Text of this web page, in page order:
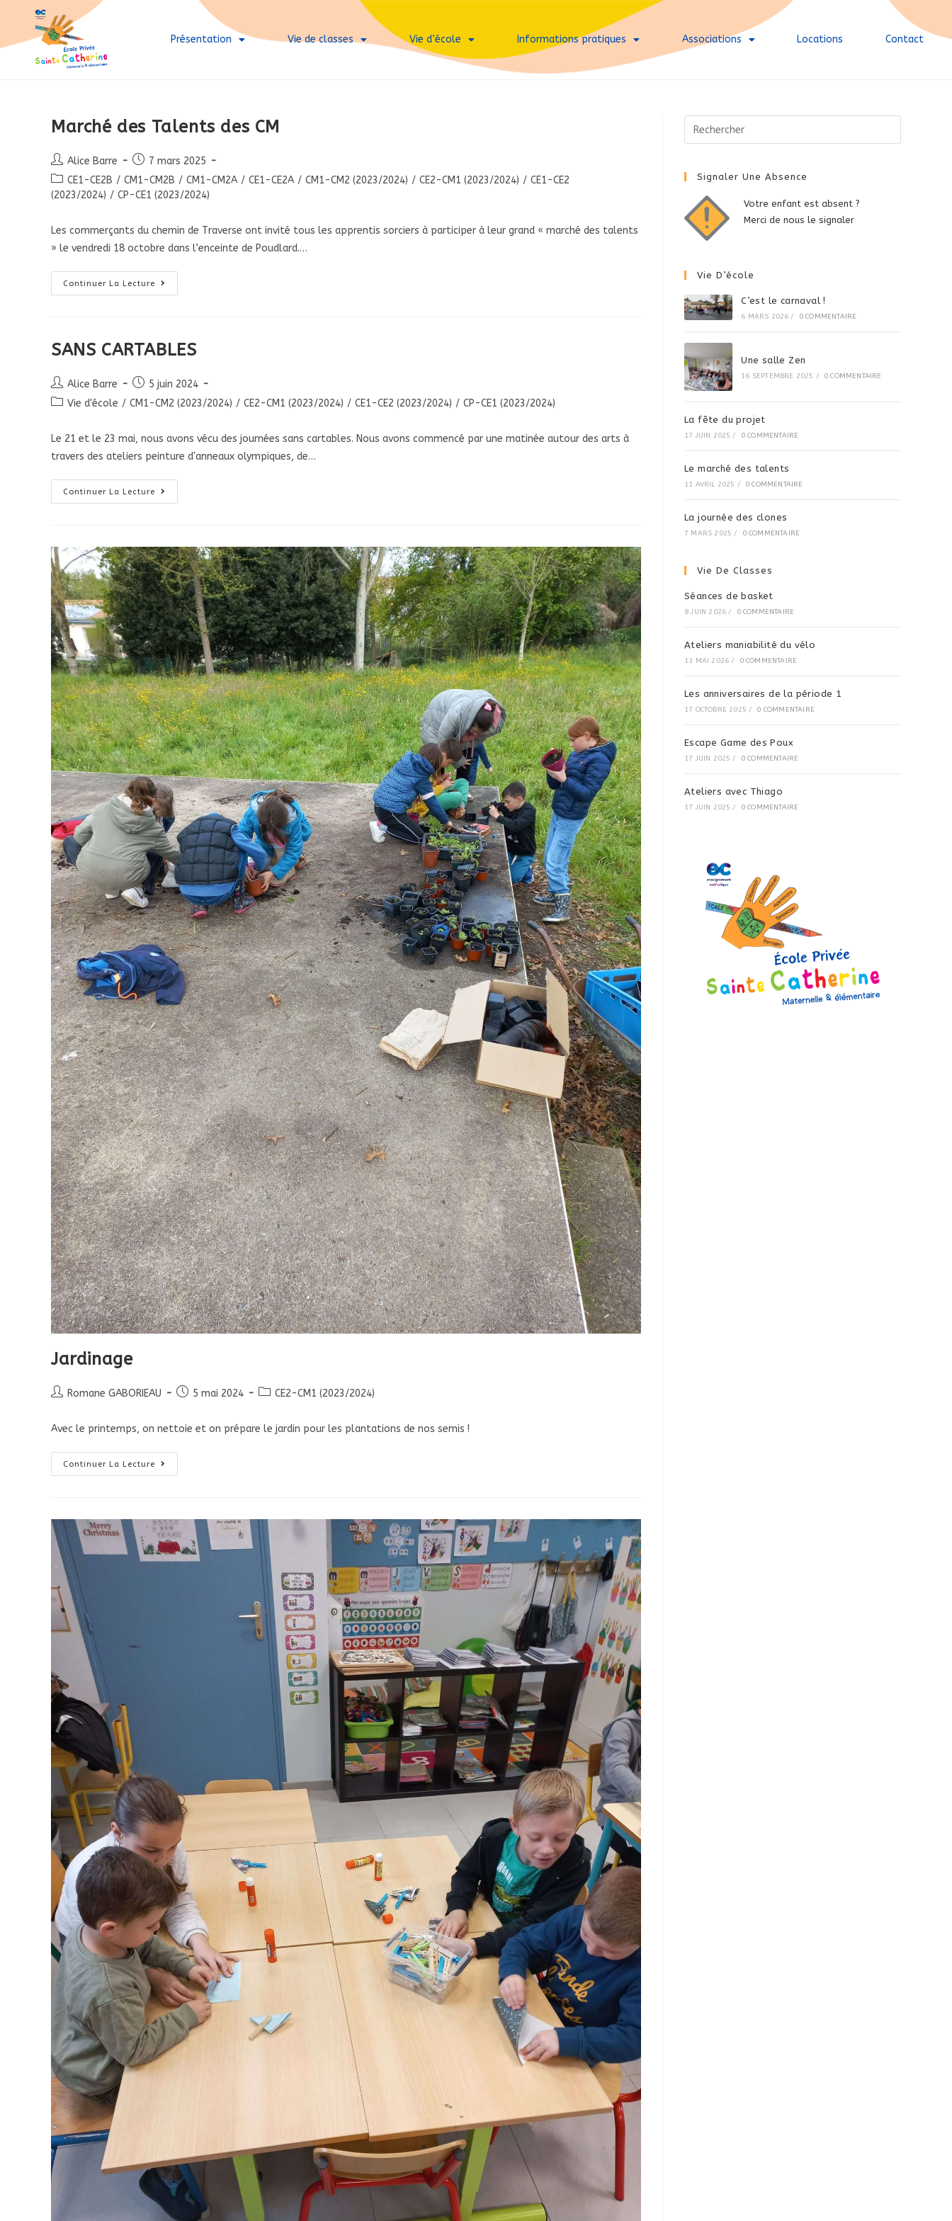
Présentation Vie de classes Vie d’école Informations pratiques Associations Locations Contact
Marché des Talents des CM
Alice Barre
7 mars 2025
CE1-CE2B / CM1-CM2B / CM1-CM2A / CE1-CE2A / CM1-CM2 (2023/2024) / CE2-CM1 (2023/2024) / CE1-CE2
(2023/2024) / CP-CE1 (2023/2024)
Les commerçants du chemin de Traverse ont invité tous les apprentis sorciers à participer à leur grand « marché des talents
» le vendredi 18 octobre dans l’enceinte de Poudlard.…
Continuer La Lecture
SANS CARTABLES
Alice Barre
5 juin 2024
Vie d'école / CM1-CM2 (2023/2024) / CE2-CM1 (2023/2024) / CE1-CE2 (2023/2024) / CP-CE1 (2023/2024)
Le 21 et le 23 mai, nous avons vécu des journées sans cartables. Nous avons commencé par une matinée autour des arts à
travers des ateliers peinture d'anneaux olympiques, de…
Continuer La Lecture
Jardinage
Romane GABORIEAU 5 mai 2024 CE2-CM1 (2023/2024)
Avec le printemps, on nettoie et on prépare le jardin pour les plantations de nos semis !
Continuer La Lecture
Signaler Une Absence
Votre enfant est absent ?
Merci de nous le signaler
Vie D’école
C’est le carnaval !
6 MARS 2026 / 0 COMMENTAIRE
Une salle Zen
16 SEPTEMBRE 2025 / 0 COMMENTAIRE
La fête du projet
17 JUIN 2025 / 0 COMMENTAIRE
Le marché des talents
11 AVRIL 2025 / 0 COMMENTAIRE
La journée des clones
7 MARS 2025 / 0 COMMENTAIRE
Vie De Classes
Séances de basket
8 JUIN 2026 / 0 COMMENTAIRE
Ateliers maniabilité du vélo
13 MAI 2026 / 0 COMMENTAIRE
Les anniversaires de la période 1
17 OCTOBRE 2025 / 0 COMMENTAIRE
Escape Game des Poux
17 JUIN 2025 / 0 COMMENTAIRE
Ateliers avec Thiago
17 JUIN 2025 / 0 COMMENTAIRE